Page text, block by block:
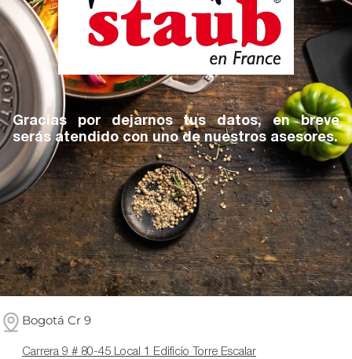
Gracias por dejarnos tus datos, en breve
serás atendido con uno de nuestros asesores.
Bogotá Cr 9
Carrera 9 # 80-45 Local 1 Edificio Torre Escalar